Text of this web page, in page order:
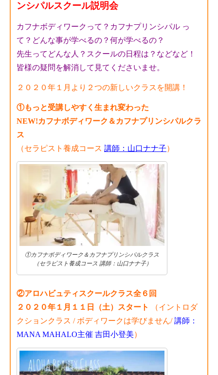
ンシパルスクール説明会
カフナボディワークって？カフナプリンシパル っ
て？どんな事が学べるの？何が学べるの？
先生ってどんな人？スクールの日程は？などなど！
皆様の疑問を解消して見てくださいませ。
２０２０年１月より２つの新しいクラスを開講！
①もっと受講しやすく生まれ変わった
NEW!カフナボディワーク＆カフナプリンシパルクラ
ス
（セラピスト養成コース 講師：山口ナナ子）
①カフナボディワーク＆カフナプリンシパルクラス
（セラピスト養成コース 講師：山口ナナ子）
②アロハビュティスクールクラス全６回
２０２０年１月１１日（土）スタート
（イントロダ
クションクラス / ボディワークは学びません/講師：
MANA MAHALO主催 吉田小登美）